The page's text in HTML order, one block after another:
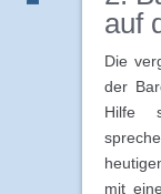
auf
Die
der
Hilfe
mit